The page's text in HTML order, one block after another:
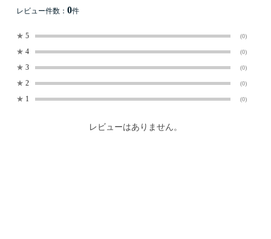
レビュー件数： 0件
★ 5 (0)
★ 4 (0)
★ 3 (0)
★ 2 (0)
★ 1 (0)
レビューはありません。